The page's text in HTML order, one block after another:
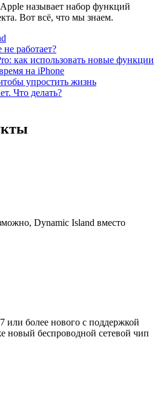
называет набор функций
Вот всё, что мы знаем.
работает?
как использовать новые функции
на iPhone
упростить жизнь
Что делать?
Dynamic Island вместо
или более нового с поддержкой
новый беспроводной сетевой чип